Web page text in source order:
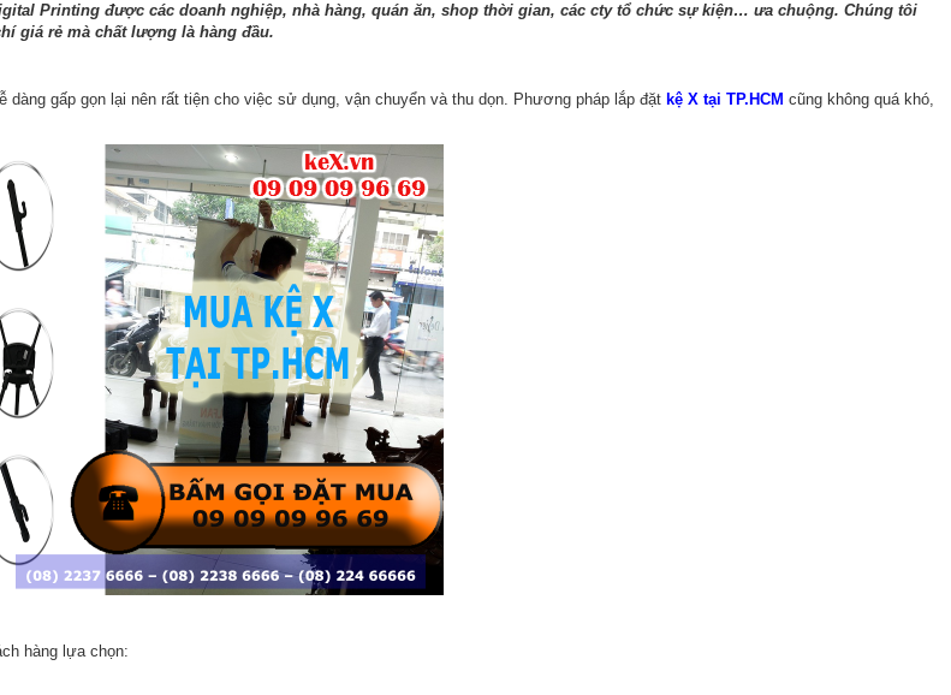
Printing được các doanh nghiệp, nhà hàng, quán ăn, shop thời gian, các cty tổ chức sự kiện… ưa chuộng. Chúng tôi
giá rẻ mà chất lượng là hàng đầu.
gấp gọn lại nên rất tiện cho việc sử dụng, vận chuyển và thu dọn. Phương pháp lắp đặt kệ X tại TP.HCM cũng không quá khó,
hàng lựa chọn: